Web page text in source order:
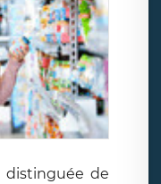
distinguée de